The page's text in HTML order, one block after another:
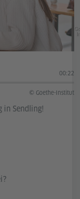
00:22
© Goethe-Institut
in Sendling!